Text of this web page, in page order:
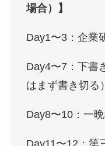
場合）】
Day1〜3：企業
Day4〜7：下書
はまず書き切る）
Day8〜10：一
Day11〜12：第